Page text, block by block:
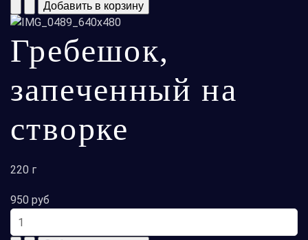
Гребешок,
запеченный на
створке
220 г
950 руб